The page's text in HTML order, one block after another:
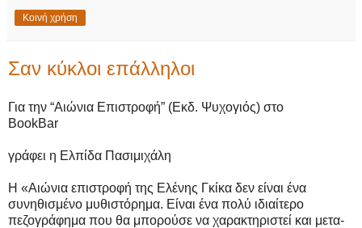
Κοινή χρήση
Σαν κύκλοι επάλληλοι
Για την “Αιώνια Επιστροφή” (Εκδ. Ψυχογιός) στο
BookBar
γράφει η Ελπίδα Πασιμιχάλη
Η «Αιώνια επιστροφή της Ελένης Γκίκα δεν είναι ένα
συνηθισμένο μυθιστόρημα. Είναι ένα πολύ ιδιαίτερο
πεζογράφημα που θα μπορούσε να χαρακτηριστεί και μετα-